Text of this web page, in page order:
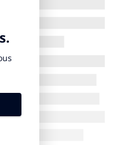
social, la
La remise des
dans le cadre de